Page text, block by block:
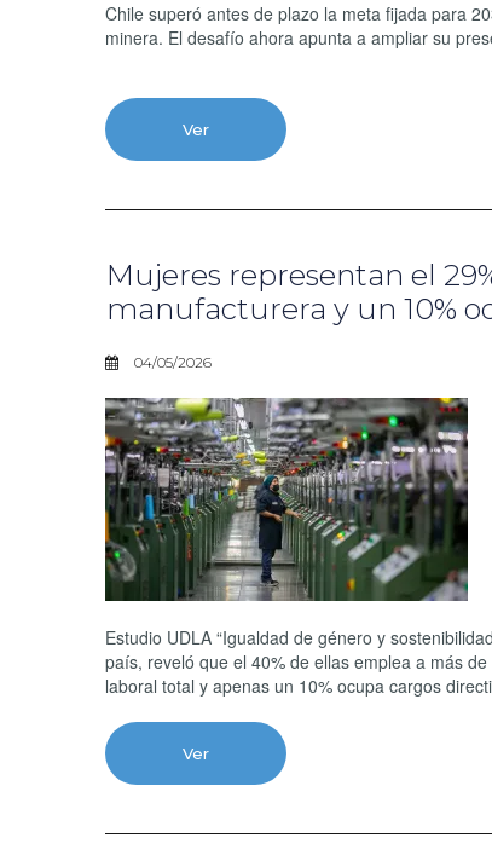
Chile superó antes de plazo la meta fijada para
minera. El desafío ahora apunta a ampliar su
Ver
Mujeres representan el
manufacturera y un 10%
04/05/2026
Estudio UDLA “Igualdad de género y
país, reveló que el 40% de ellas emplea a más
laboral total y apenas un 10% ocupa cargos
Ver